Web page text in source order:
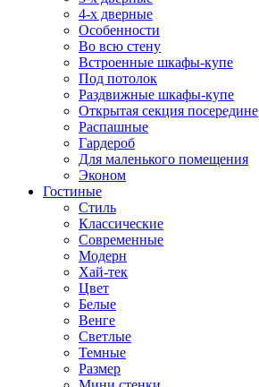
4-х дверные
Особенности
Во всю стену
Встроенные шкафы-купе
Под потолок
Раздвижные шкафы-купе
Открытая секция посередине
Распашные
Гардероб
Для маленького помещения
Эконом
Гостиные
Стиль
Классические
Современные
Модерн
Хай-тек
Цвет
Белые
Венге
Светлые
Темные
Размер